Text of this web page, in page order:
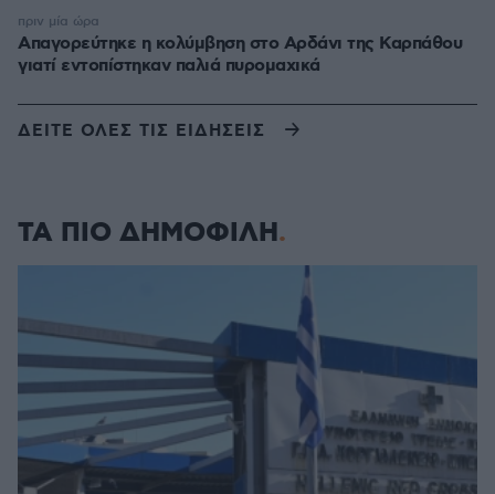
Απαγορεύτηκε η κολύμβηση στο Αρδάνι της Καρπάθου
γιατί εντοπίστηκαν παλιά πυρομαχικά
πριν μία ώρα
ΔΕΙΤΕ ΟΛΕΣ ΤΙΣ ΕΙΔΗΣΕΙΣ
ΤΑ ΠΙΟ ΔΗΜΟΦΙΛΗ